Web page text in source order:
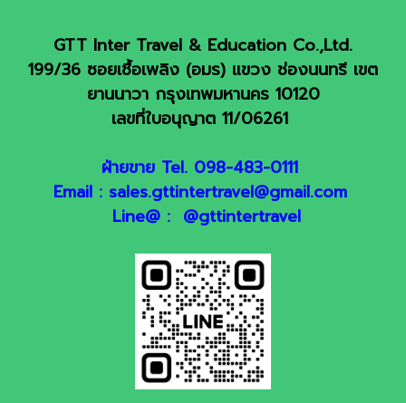
GTT Inter Travel & Education Co.,Ltd.
199/36 ซอยเชื้อเพลิง (อมร) แขวง ช่องนนทรี เขต
ยานนาวา กรุงเทพมหานคร 10120
เลขที่ใบอนุญาต 11/06261
ฝ่ายขาย Tel. 098-483-0111
Email : sales.gttintertravel@gmail.com
Line@ : @gttintertravel